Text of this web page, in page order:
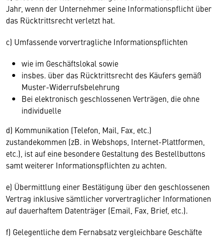
Jahr, wenn der Unternehmer seine Informationspflicht über
das Rücktrittsrecht verletzt hat.
c) Umfassende vorvertragliche Informationspflichten
wie im Geschäftslokal sowie
insbes. über das Rücktrittsrecht des Käufers gemäß
Muster-Widerrufsbelehrung
Bei elektronisch geschlossenen Verträgen, die ohne
individuelle
d) Kommunikation (Telefon, Mail, Fax, etc.)
zustandekommen (zB. in Webshops, Internet-Plattformen,
etc.), ist auf eine besondere Gestaltung des Bestellbuttons
samt weiterer Informationspflichten zu achten.
e) Übermittlung einer Bestätigung über den geschlossenen
Vertrag inklusive sämtlicher vorvertraglicher Informationen
auf dauerhaftem Datenträger (Email, Fax, Brief, etc.).
f) Gelegentliche dem Fernabsatz vergleichbare Geschäfte